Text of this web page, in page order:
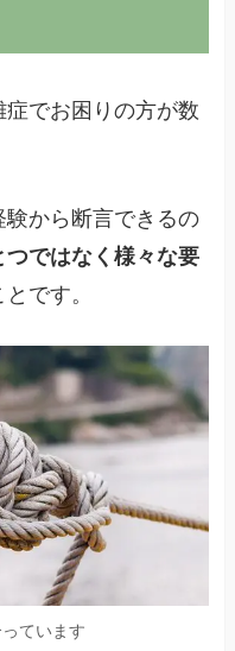
でお困りの方が数
から断言できるの
ではなく様々な要
です。
ています